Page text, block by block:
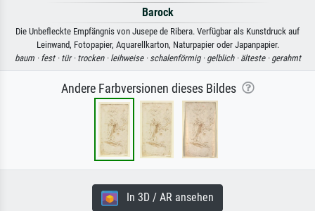
Barock
Die Unbefleckte Empfängnis von Jusepe de Ribera. Verfügbar als Kunstdruck auf
Leinwand, Fotopapier, Aquarellkarton, Naturpapier oder Japanpapier.
baum · fest · tür · trocken · leihweise · schalenförmig · gelblich · älteste · gerahmt
Andere Farbversionen dieses Bildes
In 3D / AR ansehen